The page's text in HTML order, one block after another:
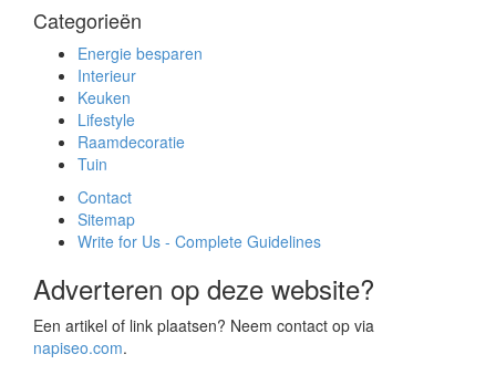
Categorieën
Energie besparen
Interieur
Keuken
Lifestyle
Raamdecoratie
Tuin
Contact
Sitemap
Write for Us - Complete Guidelines
Adverteren op deze website?
Een artikel of link plaatsen? Neem contact op via
napiseo.com.